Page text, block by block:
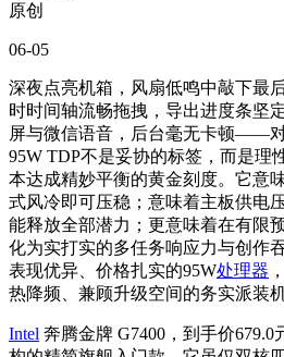
原创
06-05
深夜点亮机箱，风扇低鸣中敲下最
时时间轴流畅拖拽，导出进度条坚
屏与微信语音，后台毫无卡顿——
95W TDP不是妥协的标签，而是理
本达成精妙平衡的黄金刻度。它意
式风冷即可压稳；意味着主板供电
能释放全部潜力；更意味着在有限
化为实打实的多任务响应力与创作
表现优异、价格扎实的95W处理器
热降频、兼顾升级空间的务实派装
Intel 奔腾金牌 G7400，到手价679.0